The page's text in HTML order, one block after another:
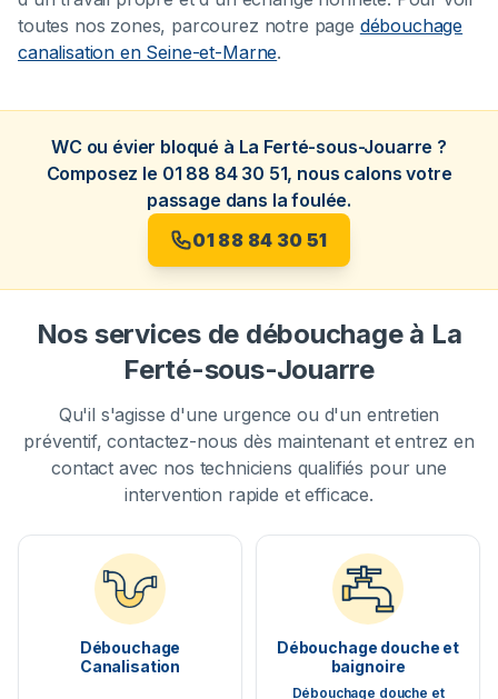
toutes nos zones, parcourez notre page débouchage
canalisation en Seine-et-Marne.
WC ou évier bloqué à La Ferté-sous-Jouarre ?
Composez le 01 88 84 30 51, nous calons votre
passage dans la foulée.
01 88 84 30 51
Nos services de débouchage à La
Ferté-sous-Jouarre
Qu'il s'agisse d'une urgence ou d'un entretien
préventif, contactez-nous dès maintenant et entrez en
contact avec nos techniciens qualifiés pour une
intervention rapide et efficace.
Débouchage
Canalisation
Débouchage douche et
baignoire
Débouchage douche et